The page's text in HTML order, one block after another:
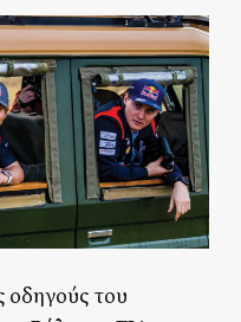
οδηγούς του